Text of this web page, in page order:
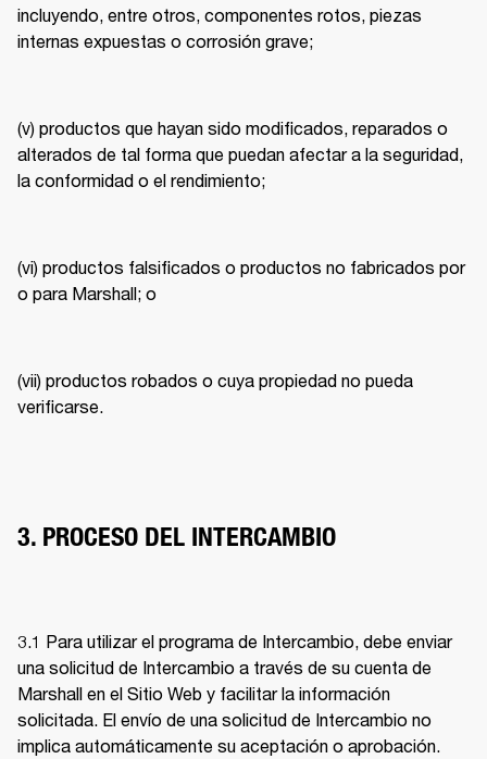
incluyendo, entre otros, componentes rotos, piezas
internas expuestas o corrosión grave;
(v) productos que hayan sido modificados, reparados o
alterados de tal forma que puedan afectar a la seguridad,
la conformidad o el rendimiento;
(vi) productos falsificados o productos no fabricados por
o para Marshall; o
(vii) productos robados o cuya propiedad no pueda
verificarse.
3. PROCESO DEL INTERCAMBIO
3.1 Para utilizar el programa de Intercambio, debe enviar
una solicitud de Intercambio a través de su cuenta de
Marshall en el Sitio Web y facilitar la información
solicitada. El envío de una solicitud de Intercambio no
implica automáticamente su aceptación o aprobación.